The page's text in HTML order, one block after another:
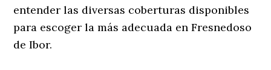
entender las diversas coberturas disponibles
para escoger la más adecuada en Fresnedoso
de Ibor.